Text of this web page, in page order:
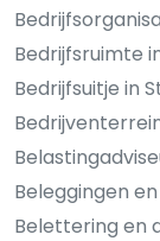
Bedrijfsruimte
Bedrijfsuitje in
Beleggingen
Belettering en